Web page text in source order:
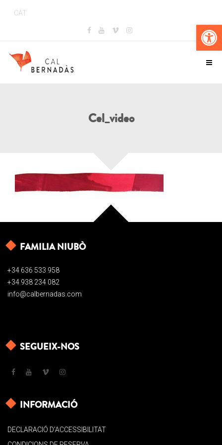
CAT
Cel_video
FAMILIA NIUBÒ
+34 636 533 958
+34 938 234 082
info@calbernadas.com
SEGUEIX-NOS
INFORMACIÓ
DECLARACIÓ D’ACCESSIBILITAT